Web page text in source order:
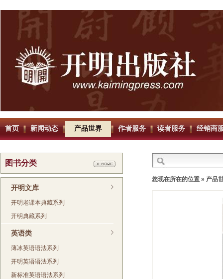
首页 新闻动态 产品世界 作者服务 读者服务 经销商
图书分类
开明文库
开明老课本典藏系列
开明典藏系列
英语类
薄冰英语语法系列
开明英语语法系列
新标准英语语法系列
您现在所在的位置 » 产品